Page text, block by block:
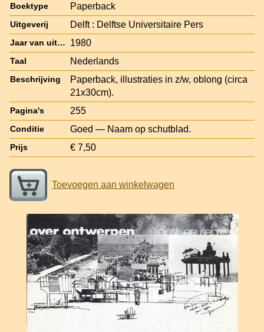
Boektype Paperback
Uitgeverij Delft : Delftse Universitaire Pers
Jaar van uitgave 1980
Taal Nederlands
Beschrijving
Paperback, illustraties in z/w, oblong (circa
21x30cm).
Pagina's 255
Conditie Goed — Naam op schutblad.
Prijs € 7,50
Toevoegen aan winkelwagen